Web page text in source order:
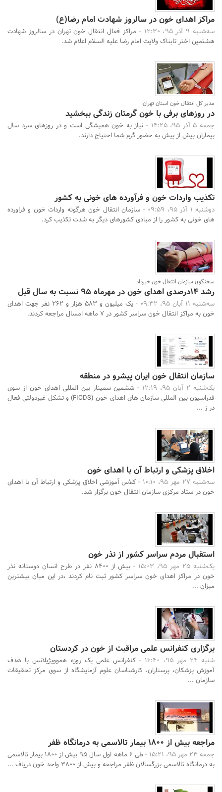
مراکز اهدای خون در سالروز شهادت امام رضا(ع)
سه‌شنبه 9 آذر 95، 12:30 -
مراکز فعال انتقال خون تهران در سالروز شهادت
هشتمین اختر تابناک ولایت امام رضا علیه السلام اعلام شد.
مدیر کل انتقال خون استان تهران:
در روزهای برفی با خون گرمتان زندگی ببخشید
جمعه 5 آذر 95، 14:25 -
نیاز به خون همیشگی است و در روزهای سرد سال
بیماران بیش از پیش به حضور گرم شما احتیاج دارند.
تکذیب واردات خون و فرآورده های خونی به کشور
دوشنبه 1 آذر 95، 09:59 -
سازمان انتقال خون هرگونه واردات خون و فراورده
های خونی به کشور را از مبادی کشورهای دیگر به شدت تکذیب کرد.
سخنگوی سازمان انتقال خون خبرداد
رشد 14درصدی اهدای خون در مهرماه 95 نسبت به سال قبل
سه‌شنبه 11 آبان 95، 09:32 -
یک میلیون و 583 هزار و 262 نفر جهت اهدای
خون به مراکز انتقال خون سراسر کشور در 7 ماهه امسال مراجعه کردند.
سازمان انتقال خون ایران پیشرو در منطقه
یک‌شنبه 2 آبان 95، 12:19 -
ششمین سمینار بین المللی اهدای خون از سوی
فدراسیون بین المللی سازمان های اهدای خون (FIODS) و تشکل غیردولتی فعال
در ز ...
اخلاق پزشکی و ارتباط آن با اهدای خون
سه‌شنبه 27 مهر 95، 10:10 -
کلاس آموزشی اخلاق پزشکی و ارتباط آن با اهدای
خون در ستاد مرکزی سازمان انتقال خون برگزار شد.
استقبال مردم سراسر کشور از نذر خون
یک‌شنبه 25 مهر 95، 15:03 -
بیش از 8400 نفر در طرح انسان دوستانه نذر
خون در مراکز اهدای خون سراسر کشور ثبت نام کردند ،در این میان بیشترین
میزان ...
برگزاری کنفرانس علمی مراقبت از خون در کردستان
شنبه 24 مهر 95، 16:40 -
کنفرانس علمی یک روزه هموویژیلانس با هدف
آموزش پزشکان، پرستاران، کارشناسان علوم آزمایشگاه از سوی مرکز تحقیقات
سازمان ...
مراجعه بیش از 1800 بیمار تالاسمی به درمانگاه ظفر
جمعه 23 مهر 95، 15:21 -
طی 6 ماهه اول سال 95 بیش از 1800 بیمار تالاسمی
به درمانگاه تالاسمی بزرگسالان ظفر مراجعه و بیش از 3800 واحد خون دریاف ...